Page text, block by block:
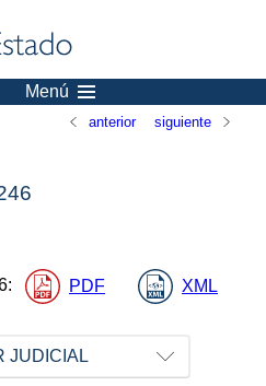
Menú
anterior siguiente
: PDF XML
JUDICIAL